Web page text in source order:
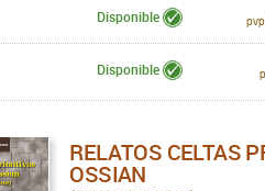
Disponible pvp.
Disponible
RELATOS CELTAS
OSSIAN